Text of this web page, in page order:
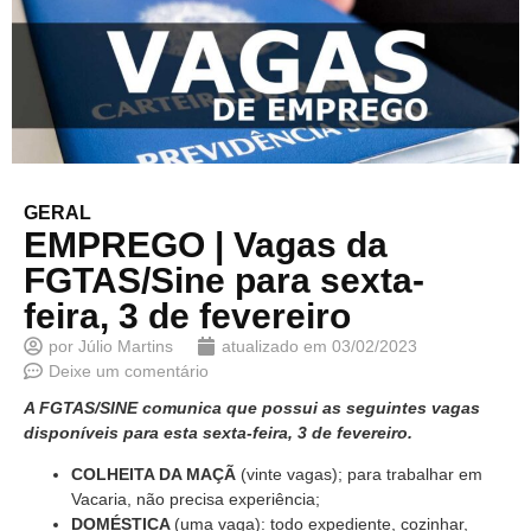
GERAL
EMPREGO | Vagas da
FGTAS/Sine para sexta-
feira, 3 de fevereiro
por Júlio Martins atualizado em 03/02/2023
Deixe um comentário
A FGTAS/SINE comunica que possui as seguintes vagas
disponíveis para esta sexta-feira, 3 de fevereiro.
COLHEITA DA MAÇÃ (vinte vagas); para trabalhar em
Vacaria, não precisa experiência;
DOMÉSTICA (uma vaga): todo expediente, cozinhar,